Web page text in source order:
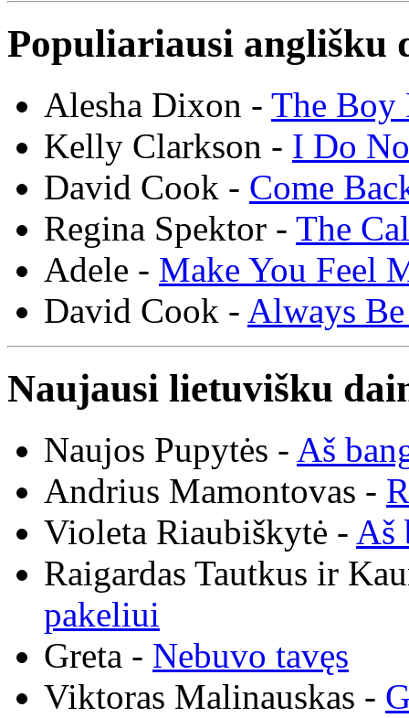
Populiariausi anglišku
Alesha Dixon - The Boy
Kelly Clarkson - I Do
David Cook - Come
Regina Spektor - The
Adele - Make You Feel
David Cook - Always
Naujausi lietuvišku
Naujos Pupytės - Aš
Andrius Mamontovas -
Violeta Riaubiškytė - Aš
Raigardas Tautkus ir
pakeliui
Greta - Nebuvo tavęs
Viktoras Malinauskas -